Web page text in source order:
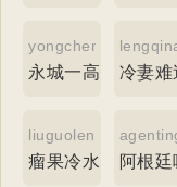
yongchengyigaoba
永城一高吧 冷妻难
liuguolengshuihua
瘤果冷水花 阿根